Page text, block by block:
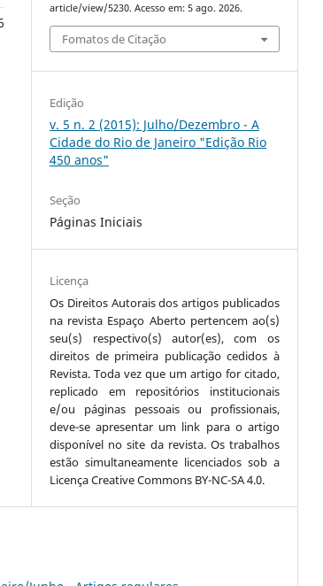
article/view/5230. Acesso em: 5 ago. 2026.
Fomatos de Citação
Edição
v. 5 n. 2 (2015): Julho/Dezembro - A
Cidade do Rio de Janeiro "Edição Rio
450 anos"
Seção
Páginas Iniciais
Licença
Os Direitos Autorais dos artigos publicados
na revista Espaço Aberto pertencem ao(s)
seu(s) respectivo(s) autor(es), com os
direitos de primeira publicação cedidos à
Revista. Toda vez que um artigo for citado,
replicado em repositórios institucionais
e/ou páginas pessoais ou profissionais,
deve-se apresentar um link para o artigo
disponível no site da revista. Os trabalhos
estão simultaneamente licenciados sob a
Licença Creative Commons BY-NC-SA 4.0.